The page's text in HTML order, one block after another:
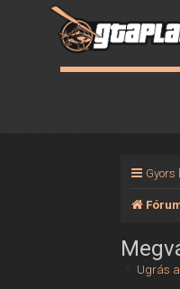
Gyors
Ugrás